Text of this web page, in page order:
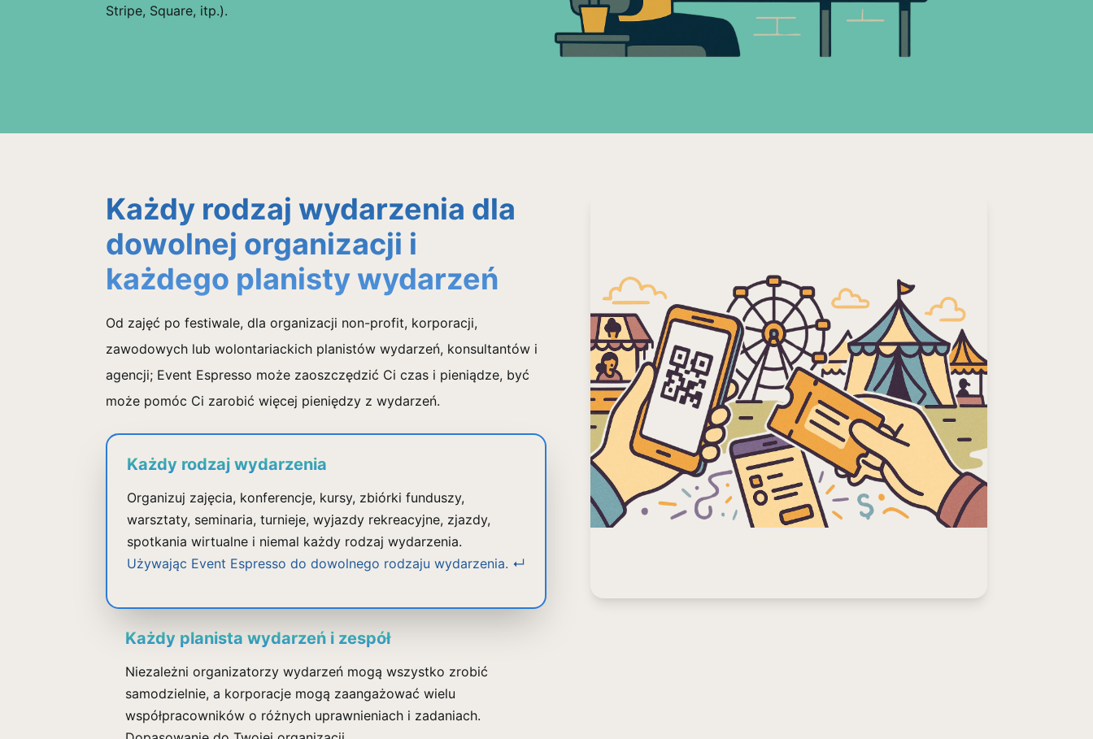
Stripe, Square, itp.).
Każdy rodzaj wydarzenia dla
dowolnej organizacji i
każdego planisty wydarzeń
Od zajęć po festiwale, dla organizacji non-profit, korporacji,
zawodowych lub wolontariackich planistów wydarzeń, konsultantów i
agencji; Event Espresso może zaoszczędzić Ci czas i pieniądze, być
może pomóc Ci zarobić więcej pieniędzy z wydarzeń.
Każdy rodzaj wydarzenia
Organizuj zajęcia, konferencje, kursy, zbiórki funduszy,
warsztaty, seminaria, turnieje, wyjazdy rekreacyjne, zjazdy,
spotkania wirtualne i niemal każdy rodzaj wydarzenia.
Używając Event Espresso do dowolnego rodzaju wydarzenia. ↵
Każdy planista wydarzeń i zespół
Niezależni organizatorzy wydarzeń mogą wszystko zrobić
samodzielnie, a korporacje mogą zaangażować wielu
współpracowników o różnych uprawnieniach i zadaniach.